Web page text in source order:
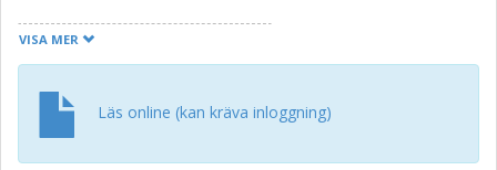
the proposed algorithm significantly reduces the variability
of the enhancement curves at the pixel level yielding more
VISA MER
Läs online (kan kräva inloggning)